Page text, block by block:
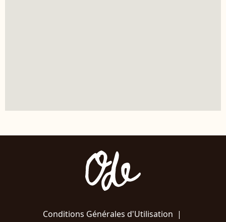
Conditions Générales d'Utilisation |